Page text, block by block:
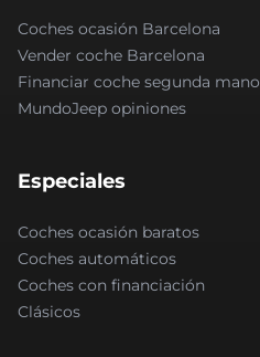
Coches ocasión Barcelona
Vender coche Barcelona
Financiar coche segunda mano
MundoJeep opiniones
Especiales
Coches ocasión baratos
Coches automáticos
Coches con financiación
Clásicos